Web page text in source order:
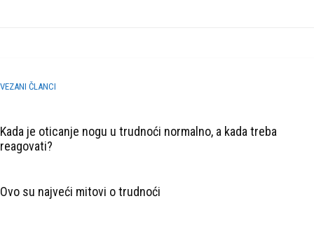
VEZANI ČLANCI
Kada je oticanje nogu u trudnoći normalno, a kada treba
reagovati?
Ovo su najveći mitovi o trudnoći